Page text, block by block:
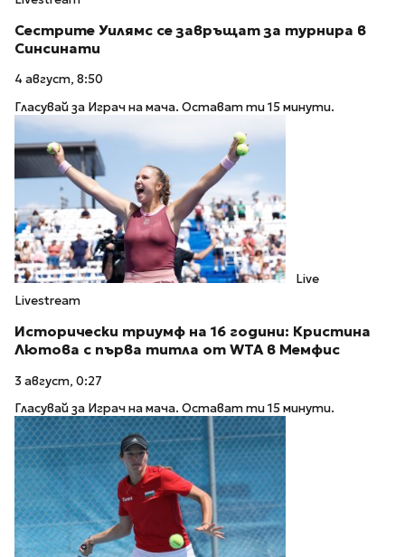
Сестрите Уилямс се завръщат за турнира в
Синсинати
4 август, 8:50
Гласувай за Играч на мача. Остават ти 15 минути.
Live
Livestream
Исторически триумф на 16 години: Кристина
Лютова с първа титла от WTA в Мемфис
3 август, 0:27
Гласувай за Играч на мача. Остават ти 15 минути.